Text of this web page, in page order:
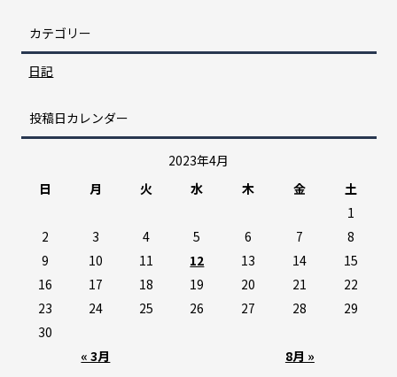
カテゴリー
日記
投稿日カレンダー
2023年4月
日
月 火 水 木 金 土
« 3月 8月 »
1
2
3 4 5 6 7
8
9
10 11 12 13 14
15
16
17 18 19 20 21
22
23
24 25 26 27 28
29
30